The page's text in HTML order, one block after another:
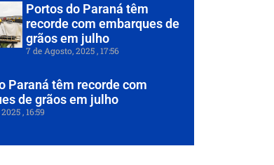
Portos do Paraná têm
recorde com embarques de
grãos em julho
7 de Agosto, 2025 17:56
Paraná têm recorde com
de grãos em julho
16:59